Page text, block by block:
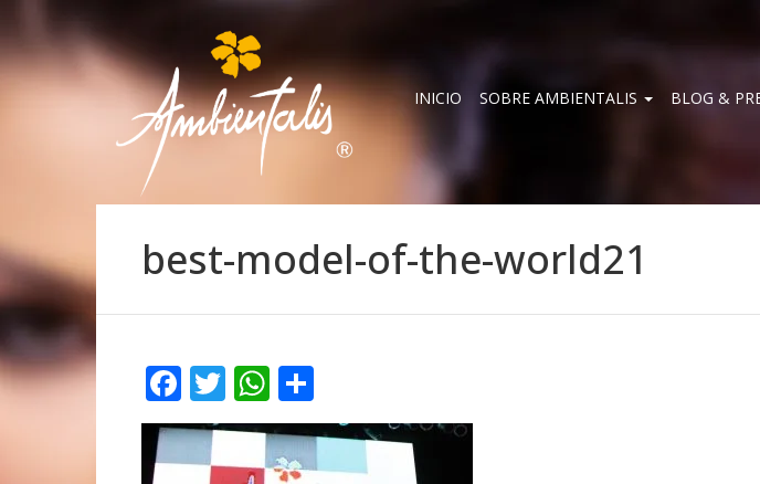
INICIO SOBRE AMBIENTALIS BLOG &
best-model-of-the-world21
Facebook
TwitterWhatsApp